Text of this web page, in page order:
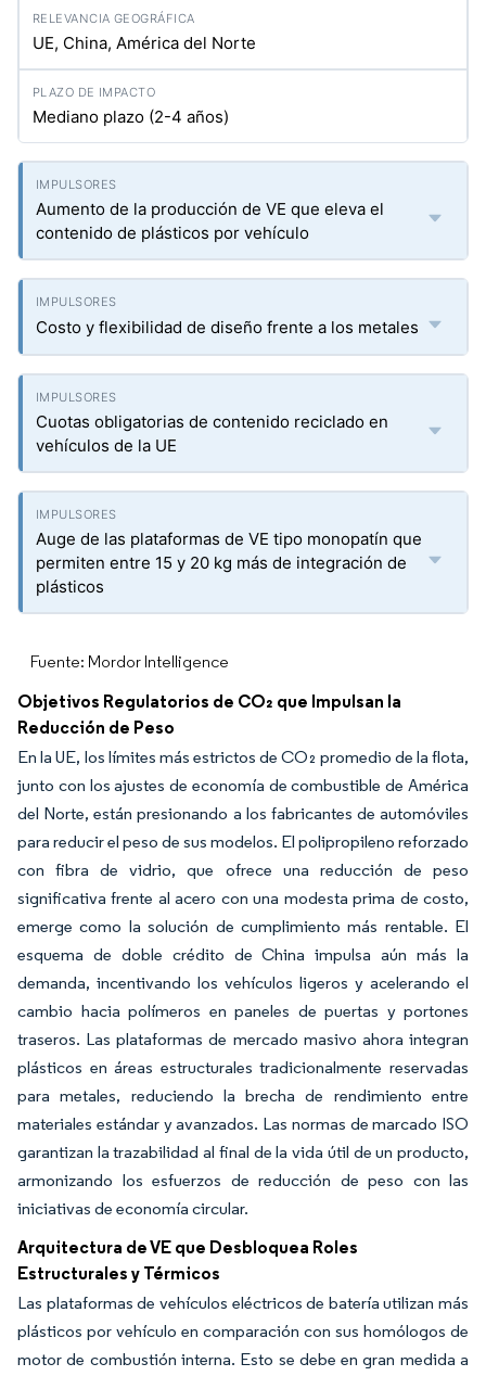
UE, China, América del Norte
Mediano plazo (2-4 años)
Aumento de la producción de VE que eleva el
contenido de plásticos por vehículo
Costo y flexibilidad de diseño frente a los metales
Cuotas obligatorias de contenido reciclado en
vehículos de la UE
Auge de las plataformas de VE tipo monopatín que
permiten entre 15 y 20 kg más de integración de
plásticos
Fuente: Mordor Intelligence
Objetivos Regulatorios de CO₂ que Impulsan la
Reducción de Peso
En la UE, los límites más estrictos de CO₂ promedio de la flota,
junto con los ajustes de economía de combustible de América
del Norte, están presionando a los fabricantes de automóviles
para reducir el peso de sus modelos. El polipropileno reforzado
con fibra de vidrio, que ofrece una reducción de peso
significativa frente al acero con una modesta prima de costo,
emerge como la solución de cumplimiento más rentable. El
esquema de doble crédito de China impulsa aún más la
demanda, incentivando los vehículos ligeros y acelerando el
cambio hacia polímeros en paneles de puertas y portones
traseros. Las plataformas de mercado masivo ahora integran
plásticos en áreas estructurales tradicionalmente reservadas
para metales, reduciendo la brecha de rendimiento entre
materiales estándar y avanzados. Las normas de marcado ISO
garantizan la trazabilidad al final de la vida útil de un producto,
armonizando los esfuerzos de reducción de peso con las
iniciativas de economía circular.
Arquitectura de VE que Desbloquea Roles
Estructurales y Térmicos
Las plataformas de vehículos eléctricos de batería utilizan más
plásticos por vehículo en comparación con sus homólogos de
motor de combustión interna. Esto se debe en gran medida a